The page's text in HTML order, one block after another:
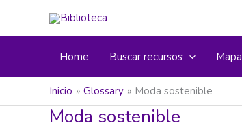
contenido
Home Buscar recursos Mapa
Inicio Glossary Moda sostenible
Moda sostenible